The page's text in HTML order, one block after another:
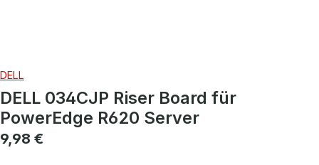
DELL
DELL 034CJP Riser Board für
PowerEdge R620 Server
Regulärer Preis:
9,98 €